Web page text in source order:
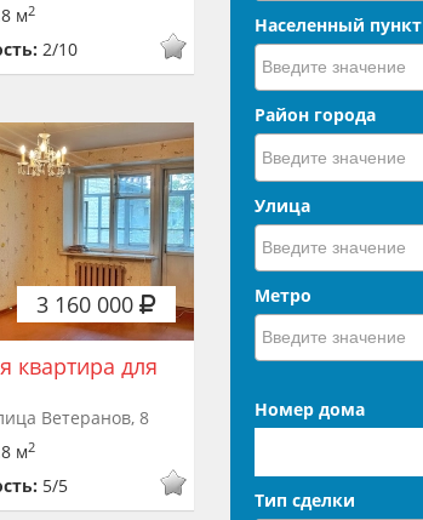
м2
2/10
3 160 000
квартира для
Ветеранов, 8
м2
5/5
Населенный пункт
Район города
Улица
Метро
Номер дома
Тип сделки